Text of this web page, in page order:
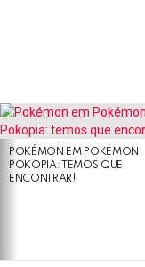
LATEST
STORIES
POKÉMON EM POKÉMON
POKOPIA: TEMOS QUE
ENCONTRAR!